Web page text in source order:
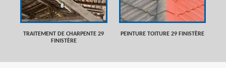
TRAITEMENT DE CHARPENTE 29
FINISTÈRE
PEINTURE TOITURE 29 FINISTÈRE